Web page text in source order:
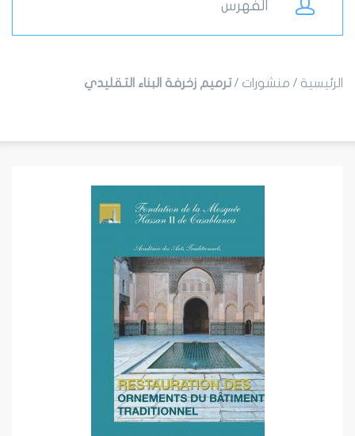
الفهرس
الرئيسية / منشورات / ترميم زخرفة البناء التقليدي